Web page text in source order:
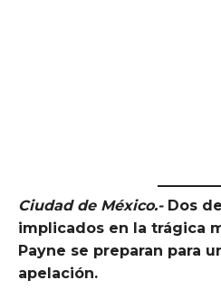
Ciudad de México.- Dos
implicados en la trágica
Payne se preparan para
apelación.